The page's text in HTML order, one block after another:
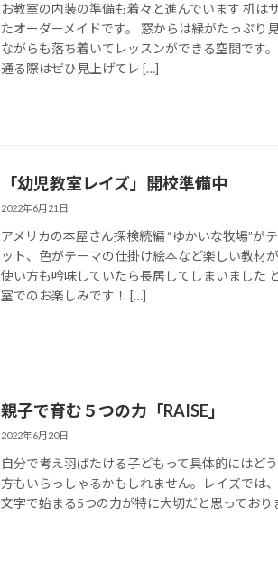
お教室の内装の準備も着々と進んでいます 机は
たオーダーメイドです。 窓からは緑がたっぷり
ながらも落ち着いてレッスンができる空間です
通る際はぜひ見上げてレ […]
「幼児教室レイズ」開校準備中
2022年6月21日
アメリカの本屋さん探検続編 “ゆかいな牧場”が
ット、色がテーマの仕掛け絵本など楽しい教材
使い方も吟味していたら長居してしまいました
室でのお楽しみです！ […]
親子で育む５つの力「RAISE」
2022年6月20日
自分で考え羽ばたける子どもって具体的にはど
方もいらっしゃるかもしれません。レイズでは
文字で始まる5つの力が特に大切だと思っており